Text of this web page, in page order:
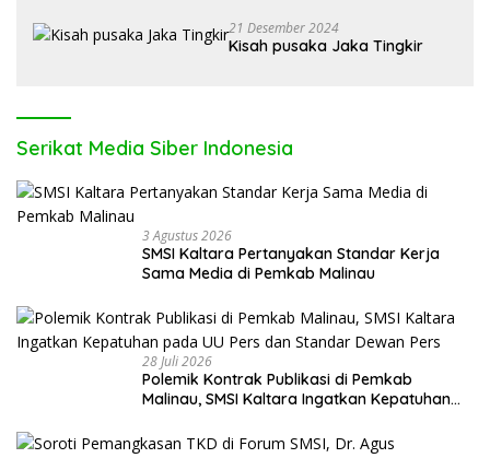
21 Desember 2024
Kisah pusaka Jaka Tingkir
Serikat Media Siber Indonesia
3 Agustus 2026
SMSI Kaltara Pertanyakan Standar Kerja
Sama Media di Pemkab Malinau
28 Juli 2026
Polemik Kontrak Publikasi di Pemkab
Malinau, SMSI Kaltara Ingatkan Kepatuhan